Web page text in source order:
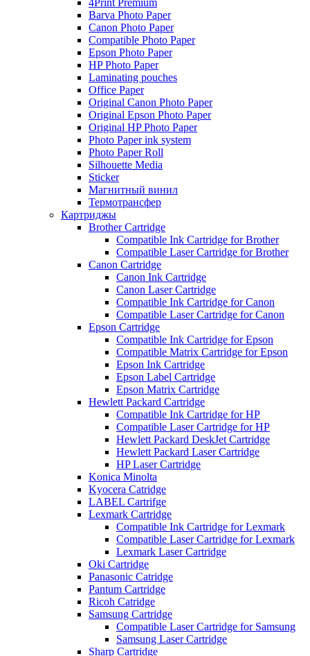
4Print Premium
Barva Photo Paper
Canon Photo Paper
Compatible Photo Paper
Epson Photo Paper
HP Photo Paper
Laminating pouches
Office Paper
Original Canon Photo Paper
Original Epson Photo Paper
Original HP Photo Paper
Photo Paper ink system
Photo Paper Roll
Silhouette Media
Sticker
Магнитный винил
Термотрансфер
Картриджы
Brother Cartridge
Compatible Ink Cartridge for Brother
Compatible Laser Cartridge for Brother
Canon Cartridge
Canon Ink Cartridge
Canon Laser Cartridge
Compatible Ink Cartridge for Canon
Compatible Laser Cartridge for Canon
Epson Cartridge
Compatible Ink Cartridge for Epson
Compatible Matrix Cartridge for Epson
Epson Ink Cartridge
Epson Label Cartridge
Epson Matrix Cartridge
Hewlett Packard Cartridge
Compatible Ink Cartridge for HP
Compatible Laser Cartridge for HP
Hewlett Packard DeskJet Cartridge
Hewlett Packard Laser Cartridge
HP Laser Cartridge
Konica Minolta
Kyocera Catridge
LABEL Cartrifge
Lexmark Cartridge
Compatible Ink Cartridge for Lexmark
Compatible Laser Cartridge for Lexmark
Lexmark Laser Cartridge
Oki Cartridge
Panasonic Catridge
Pantum Cartridge
Ricoh Catridge
Samsung Cartridge
Compatible Laser Cartridge for Samsung
Samsung Laser Cartridge
Sharp Cartridge